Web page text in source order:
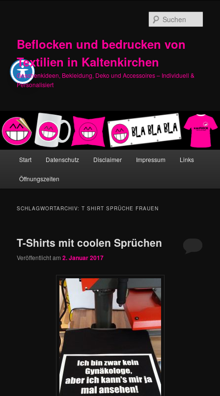
Beflocken und bedrucken von
Textilien in Kaltenkirchen
Geschenkideen, Bekleidung, Deko und Accessoires – Individuell &
Personalisiert
Start Datenschutz Disclaimer Impressum Links
Öffnungszeiten
SCHLAGWORTARCHIV:T SHIRT SPRÜCHE FRAUEN
T-Shirts mit coolen Sprüchen
Veröffentlicht am2. Januar 2017